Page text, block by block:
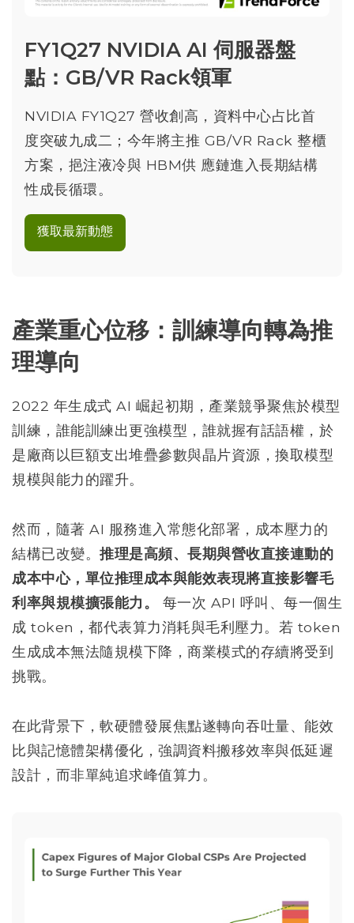
FY1Q27 NVIDIA AI 伺服器盤
點：GB/VR Rack領軍
NVIDIA FY1Q27 營收創高，資料中心占比首
度突破九成二；今年將主推 GB/VR Rack 整櫃
方案，挹注液冷與 HBM供 應鏈進入長期結構
性成長循環。
獲取最新動態
產業重心位移：訓練導向轉為推
理導向
2022 年生成式 AI 崛起初期，產業競爭聚焦於模型
訓練，誰能訓練出更強模型，誰就握有話語權，於
是廠商以巨額支出堆疊參數與晶片資源，換取模型
規模與能力的躍升。
然而，隨著 AI 服務進入常態化部署，成本壓力的
結構已改變。 推理是高頻、長期與營收直接連動的
成本中心，單位推理成本與能效表現將直接影響毛
利率與規模擴張能力。
每一次 API 呼叫、每一個生
成 token，都代表算力消耗與毛利壓力。若 token
生成成本無法隨規模下降，商業模式的存續將受到
挑戰。
在此背景下，軟硬體發展焦點遂轉向吞吐量、能效
比與記憶體架構優化，強調資料搬移效率與低延遲
設計，而非單純追求峰值算力。